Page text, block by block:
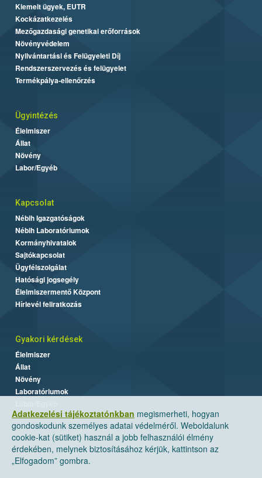
Adatkezelési tájékoztatónkban megismerheti, hogyan
gondoskodunk személyes adatai védelméről. Weboldalunk
cookie-kat (sütiket) használ a jobb felhasználói élmény
érdekében, melynek biztosításához kérjük, kattintson az
„Elfogadom” gombra.
Kiemelt ügyek, EUTR
Kockázatkezelés
Mezőgazdasági genetikai erőforrások
Növényvédelem
Nyilvántartási és Felügyeleti Díj
Rendszerszervezés és felügyelet
Termékpálya-ellenőrzés
Ügyintézés
Élelmiszer
Állat
Növény
Labor/Egyéb
Kapcsolat
Nébih Igazgatóságok
Nébih Laboratóriumok
Kormányhivatalok
Sajtókapcsolat
Ügyfélszolgálat
Hatósági jogsegély
Élelmiszermentő Központ
Hírlevél feliratkozás
Gyakori kérdések
Élelmiszer
Állat
Növény
Laboratóriumok